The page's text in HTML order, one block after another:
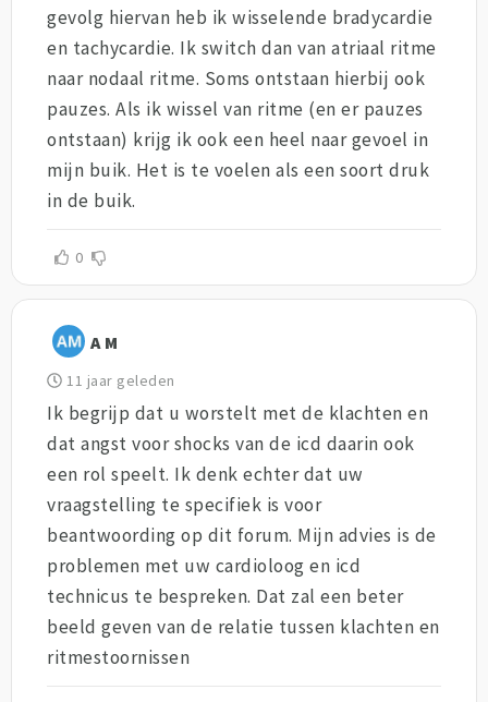
gevolg hiervan heb ik wisselende bradycardie
en tachycardie. Ik switch dan van atriaal ritme
naar nodaal ritme. Soms ontstaan hierbij ook
pauzes. Als ik wissel van ritme (en er pauzes
ontstaan) krijg ik ook een heel naar gevoel in
mijn buik. Het is te voelen als een soort druk
in de buik.
0
A M
11 jaar geleden
Ik begrijp dat u worstelt met de klachten en
dat angst voor shocks van de icd daarin ook
een rol speelt. Ik denk echter dat uw
vraagstelling te specifiek is voor
beantwoording op dit forum. Mijn advies is de
problemen met uw cardioloog en icd
technicus te bespreken. Dat zal een beter
beeld geven van de relatie tussen klachten en
ritmestoornissen